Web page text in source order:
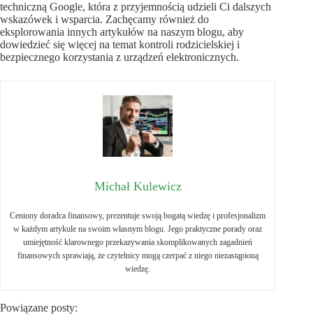
techniczną Google, która z przyjemnością udzieli Ci dalszych
wskazówek i wsparcia. Zachęcamy również do
eksplorowania innych artykułów na naszym blogu, aby
dowiedzieć się więcej na temat kontroli rodzicielskiej i
bezpiecznego korzystania z urządzeń elektronicznych.
Michał Kulewicz
Ceniony doradca finansowy, prezentuje swoją bogatą wiedzę i profesjonalizm
w każdym artykule na swoim własnym blogu. Jego praktyczne porady oraz
umiejętność klarownego przekazywania skomplikowanych zagadnień
finansowych sprawiają, że czytelnicy mogą czerpać z niego niezastąpioną
wiedzę.
Powiązane posty: